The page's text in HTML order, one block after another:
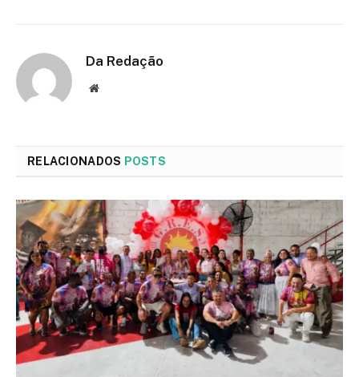
Da Redação
Site
RELACIONADOS POSTS